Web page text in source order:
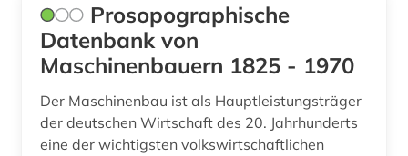
wissenschaftsgeschichte (3)
wärmetechnik (1)
wörterbuch (24)
Prosopographische
Datenbank von
Maschinenbauern 1825 - 1970
Der Maschinenbau ist als Hauptleistungsträger
der deutschen Wirtschaft des 20. Jahrhunderts
eine der wichtigsten volkswirtschaftlichen